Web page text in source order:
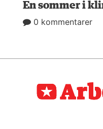
En sommer i
0 kommentarer